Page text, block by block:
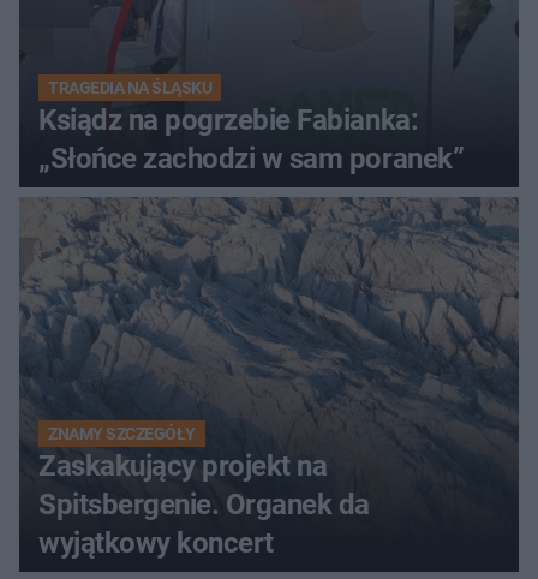
TRAGEDIA NA ŚLĄSKU
Ksiądz na pogrzebie Fabianka:
„Słońce zachodzi w sam poranek”
ZNAMY SZCZEGÓŁY
Zaskakujący projekt na
Spitsbergenie. Organek da
wyjątkowy koncert